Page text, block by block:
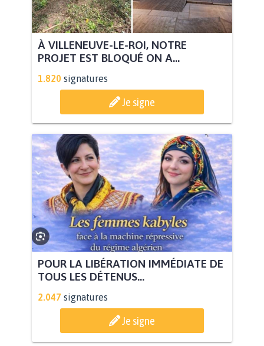
À VILLENEUVE-LE-ROI, NOTRE
PROJET EST BLOQUÉ ON A...
1.820 signatures
Je signe
POUR LA LIBÉRATION IMMÉDIATE DE
TOUS LES DÉTENUS...
2.047 signatures
Je signe